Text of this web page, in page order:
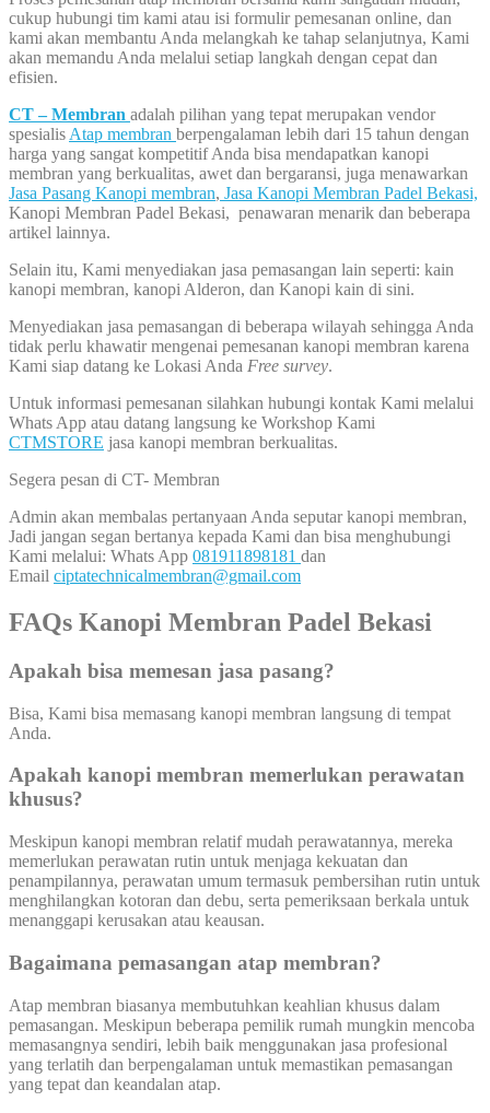
cukup hubungi tim kami atau isi formulir pemesanan online, dan
kami akan membantu Anda melangkah ke tahap selanjutnya, Kami
akan memandu Anda melalui setiap langkah dengan cepat dan
efisien.
CT – Membran adalah pilihan yang tepat merupakan vendor
spesialis Atap membran berpengalaman lebih dari 15 tahun dengan
harga yang sangat kompetitif Anda bisa mendapatkan kanopi
membran yang berkualitas, awet dan bergaransi, juga menawarkan
Jasa Pasang Kanopi membran, Jasa Kanopi Membran Padel Bekasi,
Kanopi Membran Padel Bekasi, penawaran menarik dan beberapa
artikel lainnya.
Selain itu, Kami menyediakan jasa pemasangan lain seperti: kain
kanopi membran, kanopi Alderon, dan Kanopi kain di sini.
Menyediakan jasa pemasangan di beberapa wilayah sehingga Anda
tidak perlu khawatir mengenai pemesanan kanopi membran karena
Kami siap datang ke Lokasi Anda Free survey.
Untuk informasi pemesanan silahkan hubungi kontak Kami melalui
Whats App atau datang langsung ke Workshop Kami
CTMSTORE jasa kanopi membran berkualitas.
Segera pesan di CT- Membran
Admin akan membalas pertanyaan Anda seputar kanopi membran,
Jadi jangan segan bertanya kepada Kami dan bisa menghubungi
Kami melalui: Whats App 081911898181 dan
Email ciptatechnicalmembran@gmail.com
FAQs Kanopi Membran Padel Bekasi
Apakah bisa memesan jasa pasang?
Bisa, Kami bisa memasang kanopi membran langsung di tempat
Anda.
Apakah kanopi membran memerlukan perawatan
khusus?
Meskipun kanopi membran relatif mudah perawatannya, mereka
memerlukan perawatan rutin untuk menjaga kekuatan dan
penampilannya, perawatan umum termasuk pembersihan rutin untuk
menghilangkan kotoran dan debu, serta pemeriksaan berkala untuk
menanggapi kerusakan atau keausan.
Bagaimana pemasangan atap membran?
Atap membran biasanya membutuhkan keahlian khusus dalam
pemasangan. Meskipun beberapa pemilik rumah mungkin mencoba
memasangnya sendiri, lebih baik menggunakan jasa profesional
yang terlatih dan berpengalaman untuk memastikan pemasangan
yang tepat dan keandalan atap.